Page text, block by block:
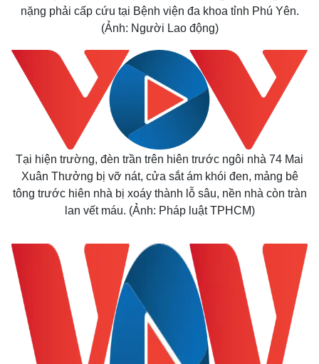
nặng phải cấp cứu tại Bệnh viện đa khoa tỉnh Phú Yên.
(Ảnh: Người Lao động)
Tại hiện trường, đèn trần trên hiên trước ngôi nhà 74 Mai
Xuân Thưởng bị vỡ nát, cửa sắt ám khói đen, mảng bê
tông trước hiên nhà bị xoáy thành lỗ sâu, nền nhà còn tràn
lan vết máu. (Ảnh: Pháp luật TPHCM)